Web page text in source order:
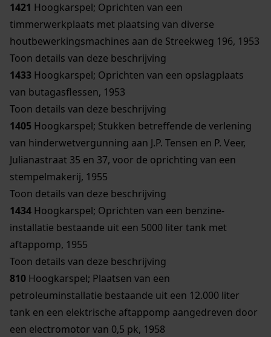
1421 Hoogkarspel; Oprichten van een
timmerwerkplaats met plaatsing van diverse
houtbewerkingsmachines aan de Streekweg 196, 1953
Toon details van deze beschrijving
1433 Hoogkarspel; Oprichten van een opslagplaats
van butagasflessen, 1953
Toon details van deze beschrijving
1405 Hoogkarspel; Stukken betreffende de verlening
van hinderwetvergunning aan J.P. Tensen en P. Veer,
Julianastraat 35 en 37, voor de oprichting van een
stempelmakerij, 1955
Toon details van deze beschrijving
1434 Hoogkarspel; Oprichten van een benzine-
installatie bestaande uit een 5000 liter tank met
aftappomp, 1955
Toon details van deze beschrijving
810 Hoogkarspel; Plaatsen van een
petroleuminstallatie bestaande uit een 12.000 liter
tank en een elektrische aftappomp aangedreven door
een electromotor van 0,5 pk, 1958